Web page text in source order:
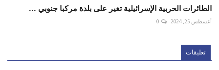
الطائرات الحربية الإسرائيلية تغير على بلدة مركبا جنوبي ...
أغسطس 25, 2024 0
تعليقات